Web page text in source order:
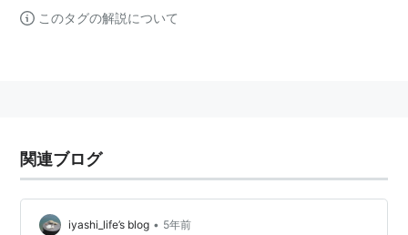
このタグの解説について
関連ブログ
iyashi_life’s blog • 5年前